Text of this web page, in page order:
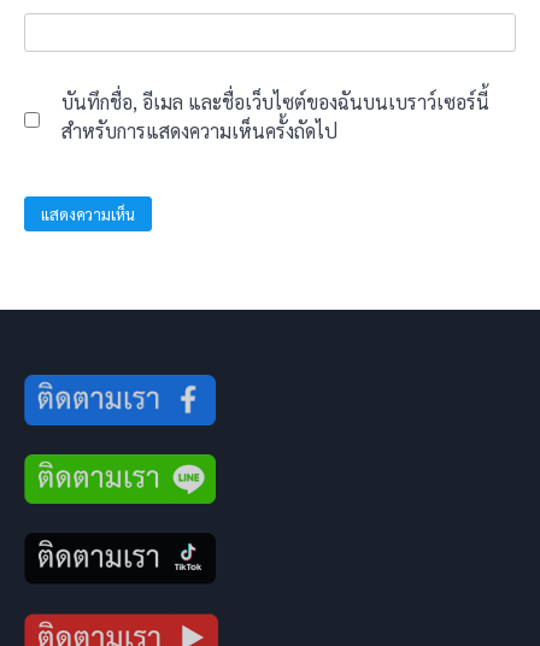
บันทึกชื่อ, อีเมล และชื่อเว็บไซต์ของฉันบนเบราว์เซอร์นี้
สำหรับการแสดงความเห็นครั้งถัดไป